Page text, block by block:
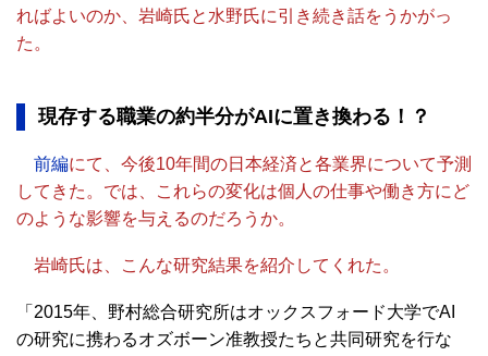
ればよいのか、岩崎氏と水野氏に引き続き話をうかがっ
た。
現存する職業の約半分がAIに置き換わる！？
前編にて、今後10年間の日本経済と各業界について予測
してきた。では、これらの変化は個人の仕事や働き方にど
のような影響を与えるのだろうか。
岩崎氏は、こんな研究結果を紹介してくれた。
「2015年、野村総合研究所はオックスフォード大学でAI
の研究に携わるオズボーン准教授たちと共同研究を行な